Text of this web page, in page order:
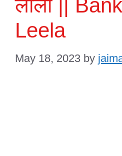
लीला ||
Leela
May 18, 2023 by